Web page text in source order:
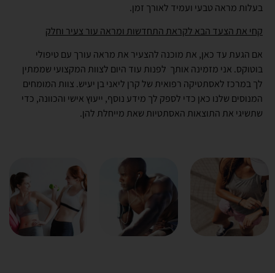
בעלות מראה טבעי ועמיד לאורך זמן.
קחי את הצעד הבא לקראת התחדשות ומראה עור צעיר וחלק
אם הגעת עד כאן, את מוכנה להצעיר את מראה עורך עם טיפולי
בוטוקס. אני מזמינה אותך לפנות עוד היום לצוות המקצועי שממתין
לך במרכז לאסתטיקה רפואית של קרן ליאני בן יעיש. צוות המומחים
המנוסים שלנו כאן כדי לספק לך מידע נוסף, ייעוץ אישי והכוונה, כדי
שתשיגי את התוצאות האסתטיות שאת מייחלת להן.